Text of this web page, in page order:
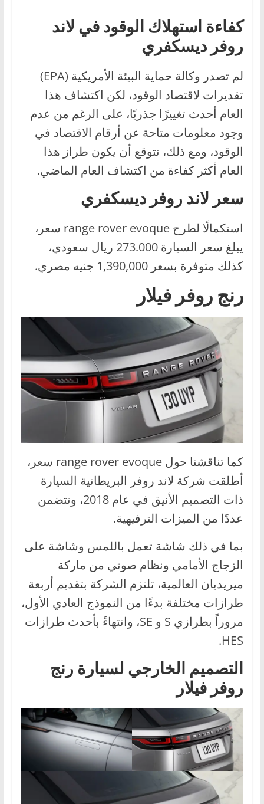
كفاءة استهلاك الوقود في لاند
روفر ديسكفري
لم تصدر وكالة حماية البيئة الأمريكية (EPA)
تقديرات لاقتصاد الوقود، لكن اكتشاف هذا
العام أحدث تغييرًا جذريًا، على الرغم من عدم
وجود معلومات متاحة عن أرقام الاقتصاد في
الوقود، ومع ذلك، نتوقع أن يكون طراز هذا
العام أكثر كفاءة من اكتشاف العام الماضي.
سعر لاند روفر ديسكفري
استكمالًا لطرح range rover evoque سعر،
يبلغ سعر السيارة 273.000 ريال سعودي،
كذلك متوفرة بسعر 1,390,000 جنيه مصري.
رنج روفر فيلار
كما تناقشنا حول range rover evoque سعر،
أطلقت شركة لاند روفر البريطانية السيارة
ذات التصميم الأنيق في عام 2018، وتتضمن
عددًا من الميزات الترفيهية.
بما في ذلك شاشة تعمل باللمس وشاشة على
الزجاج الأمامي ونظام صوتي من ماركة
ميريديان العالمية، تلتزم الشركة بتقديم أربعة
طرازات مختلفة بدءًا من النموذج العادي الأول،
مروراً بطرازي S و SE، وانتهاءً بأحدث طرازات
HES.
التصميم الخارجي لسيارة رنج
روفر فيلار